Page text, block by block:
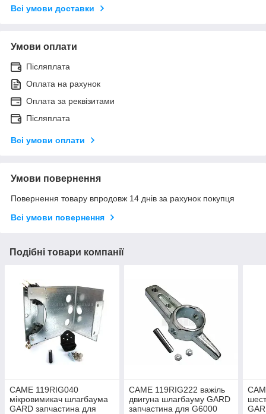
Всі умови доставки
Умови оплати
Післяплата
Оплата на рахунок
Оплата за реквізитами
Післяплата
Всі умови оплати
Умови повернення
Повернення товару впродовж 14 днів за рахунок покупця
Всі умови повернення
Подібні товари компанії
CAME 119RIG040
мікровимикач шлагбаума
GARD запчастина для
CAME 119RIG222 важіль
двигуна шлагбауму GARD
запчастина для G6000